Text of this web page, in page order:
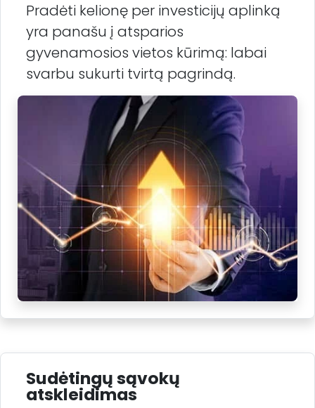
Pradėti kelionę per investicijų aplinką
yra panašu į atsparios
gyvenamosios vietos kūrimą: labai
svarbu sukurti tvirtą pagrindą.
Sudėtingų sąvokų
atskleidimas